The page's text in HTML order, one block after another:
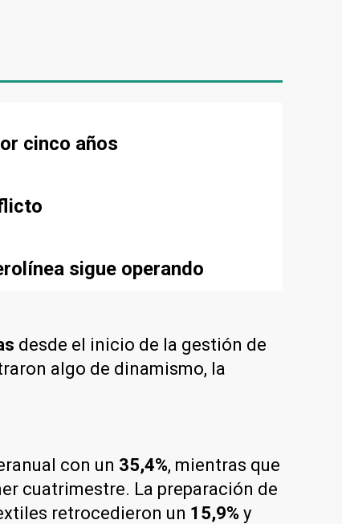
cinco años
sigue operando
desde el inicio de la gestión de
algo de dinamismo, la
con un 35,4%, mientras que
cuatrimestre. La preparación de
retrocedieron un 15,9% y